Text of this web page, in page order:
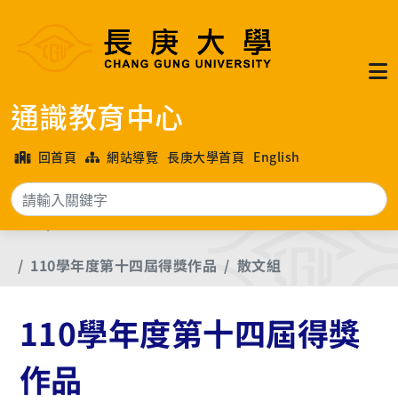
通識教育中心
回首頁 網站導覽 長庚大學首頁 English
搜尋
首頁
長庚大學各年度文學獎優良作品
110學年度第十四屆得獎作品
散文組
110學年度第十四屆得獎
作品